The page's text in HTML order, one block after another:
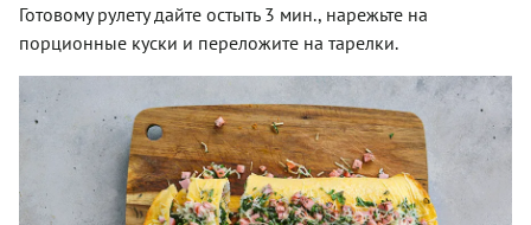
Готовому рулету дайте остыть 3 мин., нарежьте на
порционные куски и переложите на тарелки.